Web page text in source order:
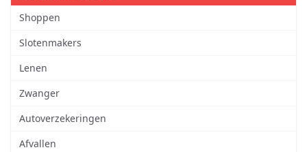
Shoppen
Slotenmakers
Lenen
Zwanger
Autoverzekeringen
Afvallen